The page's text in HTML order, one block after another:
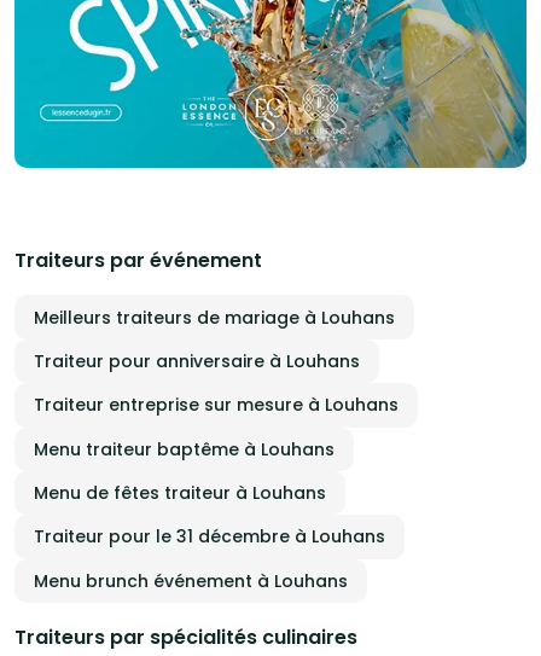
Traiteurs par événement
Meilleurs traiteurs de mariage à Louhans
Traiteur pour anniversaire à Louhans
Traiteur entreprise sur mesure à Louhans
Menu traiteur baptême à Louhans
Menu de fêtes traiteur à Louhans
Traiteur pour le 31 décembre à Louhans
Menu brunch événement à Louhans
Traiteurs par spécialités culinaires